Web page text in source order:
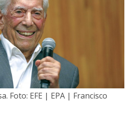
Foto: EFE | EPA | Francisco